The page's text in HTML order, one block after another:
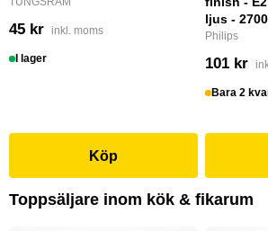
45 kr inkl. moms
I lager
Köp
ljus -
Philips
101 kr
Bara 2
Toppsäljare inom kök & fikarum